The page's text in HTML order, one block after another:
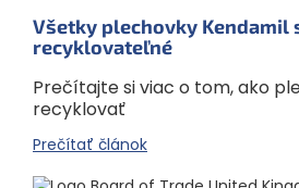
Všetky plechovky Kendamil
recyklovateľné
Prečítajte si viac o tom, ako
recyklovať
Prečítať článok